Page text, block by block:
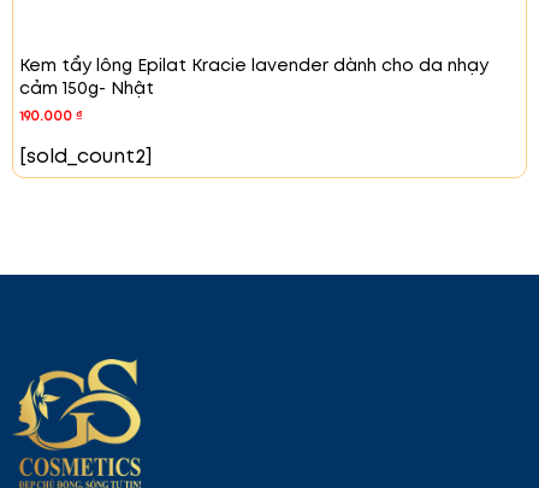
Kem tẩy lông Epilat Kracie lavender dành cho da nhạy
cảm 150g- Nhật
190.000₫
[sold_count2]